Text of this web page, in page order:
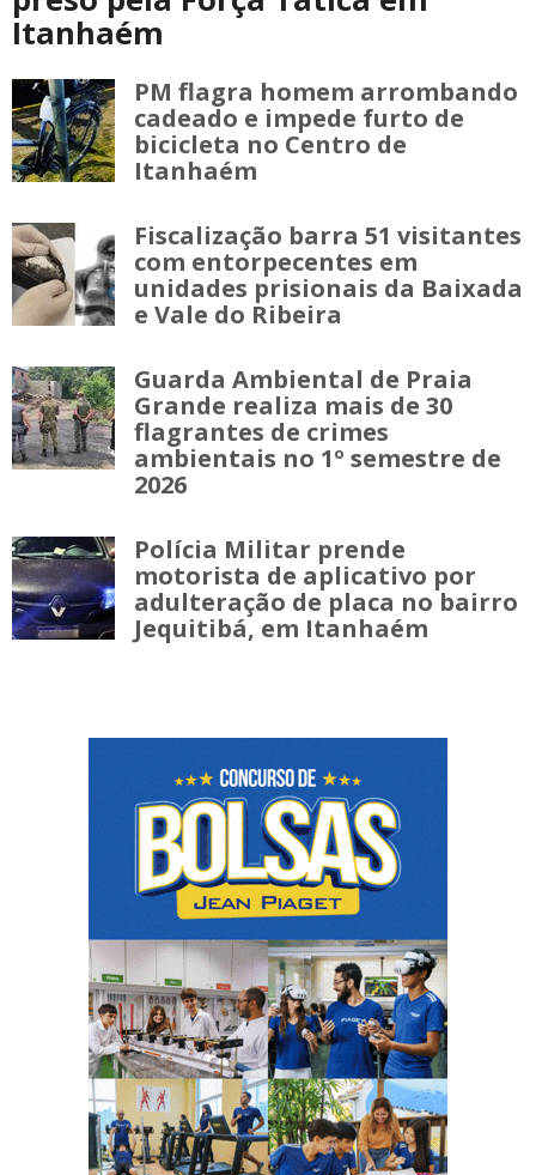
Itanhaém
PM flagra homem arrombando
cadeado e impede furto de
bicicleta no Centro de
Itanhaém
Fiscalização barra 51 visitantes
com entorpecentes em
unidades prisionais da Baixada
e Vale do Ribeira
Guarda Ambiental de Praia
Grande realiza mais de 30
flagrantes de crimes
ambientais no 1º semestre de
2026
Polícia Militar prende
motorista de aplicativo por
adulteração de placa no bairro
Jequitibá, em Itanhaém